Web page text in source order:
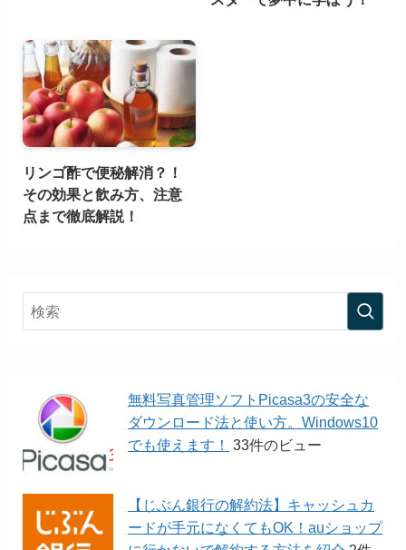
リンゴ酢で便秘解消？！
その効果と飲み方、注意
点まで徹底解説！
無料写真管理ソフトPicasa3の安全な
ダウンロード法と使い方。Windows10
でも使えます！
33件のビュー
【じぶん銀行の解約法】キャッシュカ
ードが手元になくてもOK！auショップ